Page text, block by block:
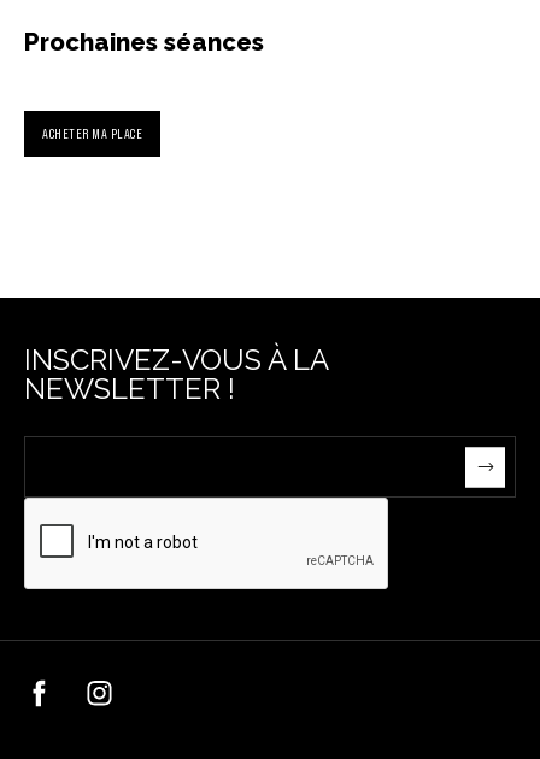
Prochaines séances
ACHETER MA PLACE
INSCRIVEZ-VOUS À LA
NEWSLETTER !